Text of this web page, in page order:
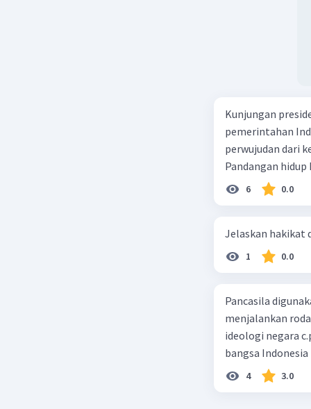
bangga
dari
Bela
konteks
dapat
mungkin
bagi
akan
kuat
Kunjungan
pemerintahan
perwujudan dari
Pandangan hidup
6 0.0
Jelaskan hakikat
1 0.0
Pancasila
menjalankan
ideologi negara
bangsa Indonesia
4 3.0